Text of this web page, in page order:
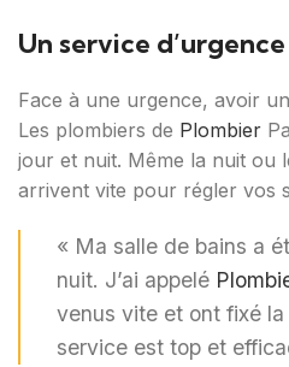
Un service
Face à une urgence, avoir
Les plombiers de Plombier
jour et nuit. Même la nuit ou
arrivent vite pour régler vos
« Ma salle de bains a
nuit. J’ai appelé
venus vite et ont fixé
service est top et